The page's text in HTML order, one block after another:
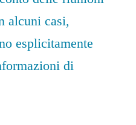
alcuni casi,
esplicitamente
di